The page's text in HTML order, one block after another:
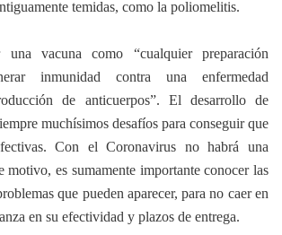
temidas, como la poliomelitis.
una vacuna como “cualquier preparación
inmunidad contra una enfermedad
de anticuerpos”. El desarrollo de
muchísimos desafíos para conseguir que
Con el Coronavirus no habrá una
motivo, es sumamente importante conocer las
que pueden aparecer, para no caer en
en su efectividad y plazos de entrega.